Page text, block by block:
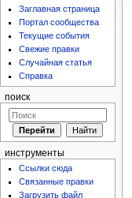
Заглавная страница
Портал сообщества
Текущие события
Свежие правки
Случайная статья
Справка
поиск
инструменты
Ссылки сюда
Связанные правки
Загрузить файл